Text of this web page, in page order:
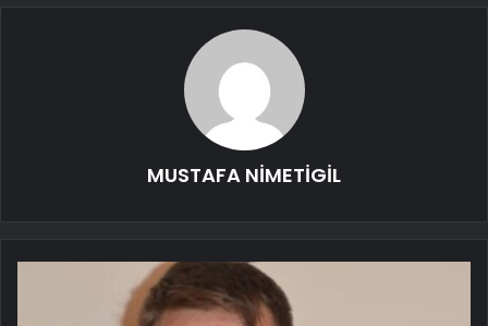
MUSTAFA NİMETİGİL